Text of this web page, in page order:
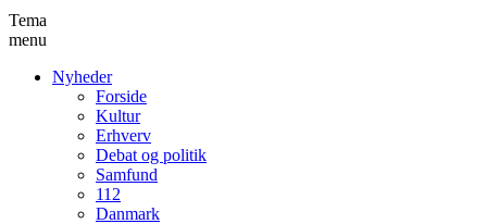
Tema
menu
Nyheder
Forside
Kultur
Erhverv
Debat og politik
Samfund
112
Danmark